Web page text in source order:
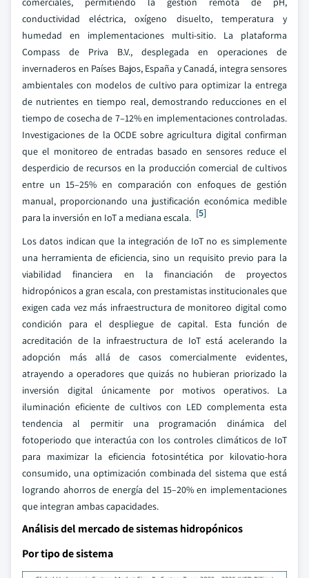
conductividad eléctrica, oxígeno disuelto, temperatura y
humedad en implementaciones multi-sitio. La plataforma
Compass de Priva B.V., desplegada en operaciones de
invernaderos en Países Bajos, España y Canadá, integra sensores
ambientales con modelos de cultivo para optimizar la entrega
de nutrientes en tiempo real, demostrando reducciones en el
tiempo de cosecha de 7–12% en implementaciones controladas.
Investigaciones de la OCDE sobre agricultura digital confirman
que el monitoreo de entradas basado en sensores reduce el
desperdicio de recursos en la producción comercial de cultivos
entre un 15–25% en comparación con enfoques de gestión
manual, proporcionando una justificación económica medible
para la inversión en IoT a mediana escala. [5]
Los datos indican que la integración de IoT no es simplemente
una herramienta de eficiencia, sino un requisito previo para la
viabilidad financiera en la financiación de proyectos
hidropónicos a gran escala, con prestamistas institucionales que
exigen cada vez más infraestructura de monitoreo digital como
condición para el despliegue de capital. Esta función de
acreditación de la infraestructura de IoT está acelerando la
adopción más allá de casos comercialmente evidentes,
atrayendo a operadores que quizás no hubieran priorizado la
inversión digital únicamente por motivos operativos. La
iluminación eficiente de cultivos con LED complementa esta
tendencia al permitir una programación dinámica del
fotoperiodo que interactúa con los controles climáticos de IoT
para maximizar la eficiencia fotosintética por kilovatio-hora
consumido, una optimización combinada del sistema que está
logrando ahorros de energía del 15–20% en implementaciones
que integran ambas capacidades.
Análisis del mercado de sistemas hidropónicos
Por tipo de sistema